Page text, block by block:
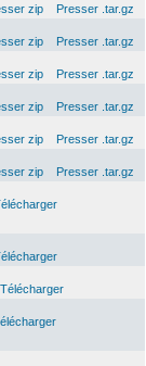
zip
Presser .tar.gz
zip
Presser .tar.gz
zip
Presser .tar.gz
zip
Presser .tar.gz
zip
Presser .tar.gz
zip
Presser .tar.gz
Télécharger